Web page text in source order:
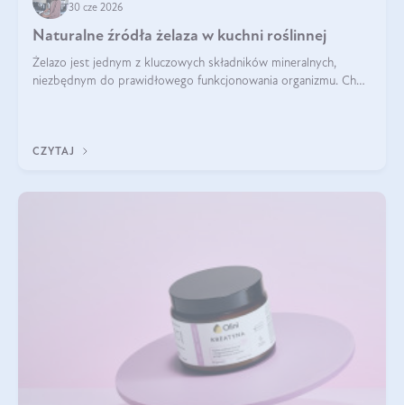
30 cze 2026
Naturalne źródła żelaza w kuchni roślinnej
Żelazo jest jednym z kluczowych składników mineralnych,
niezbędnym do prawidłowego funkcjonowania organizmu. Choć
CZYTAJ